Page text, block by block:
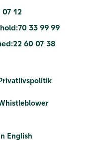
12
70 33 99 99
22 60 07 38
English